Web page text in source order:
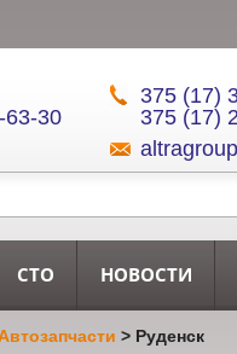
63-30
375 (17)
375 (17)
СТО НОВОСТИ
> Руденск